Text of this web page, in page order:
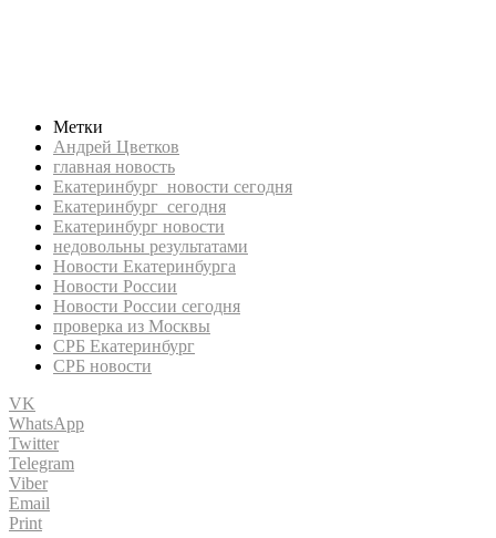
Метки
Андрей Цветков
главная новость
Екатеринбург новости сегодня
Екатеринбург сегодня
Екатеринбург новости
недовольны результатами
Новости Екатеринбурга
Новости России
Новости России сегодня
проверка из Москвы
СРБ Екатеринбург
СРБ новости
VK
WhatsApp
Twitter
Telegram
Viber
Email
Print